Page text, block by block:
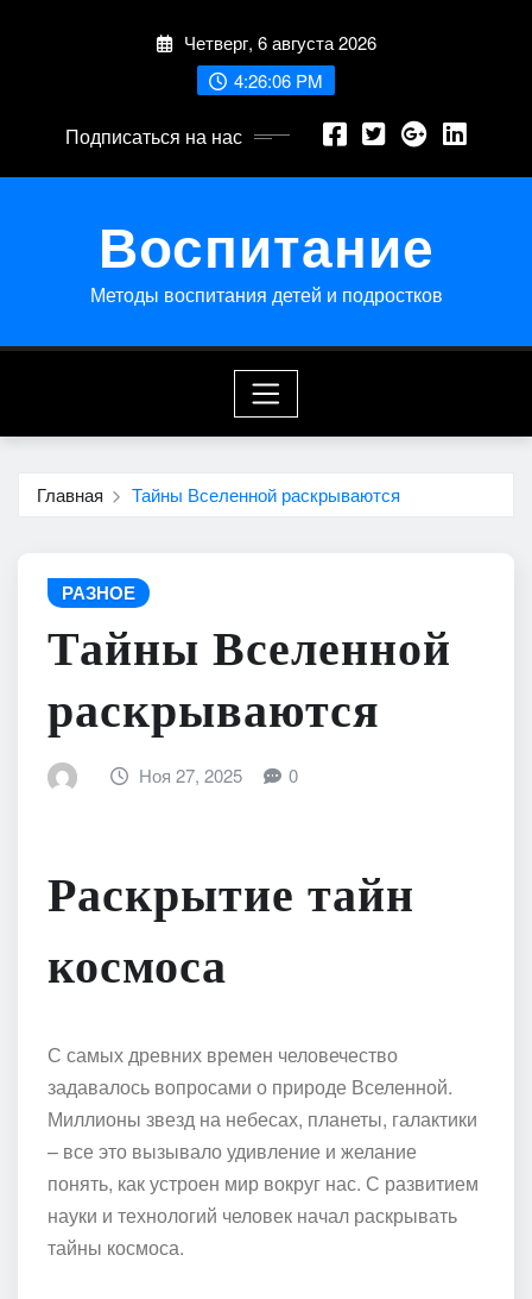
Четверг, 6 августа 2026
4:26:06 PM
Подписаться на нас
Воспитание
Методы воспитания детей и подростков
Главная Тайны Вселенной раскрываются
РАЗНОЕ
Тайны Вселенной
раскрываются
Ноя 27, 2025 0
Раскрытие тайн
космоса
С самых древних времен человечество
задавалось вопросами о природе Вселенной.
Миллионы звезд на небесах, планеты, галактики
– все это вызывало удивление и желание
понять, как устроен мир вокруг нас. С развитием
науки и технологий человек начал раскрывать
тайны космоса.